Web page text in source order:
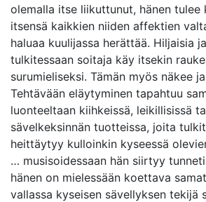
olemalla itse liikuttunut, hänen tulee
itsensä kaikkien niiden affektien
haluaa kuulijassa herättää. Hiljaisia
tulkitessaan soitaja käy itsekin
surumieliseksi. Tämän myös näkee
Tehtävään eläytyminen tapahtuu
luonteeltaan kiihkeissä, leikillisissä
sävelkeksinnän tuotteissa, joita
heittäytyy kulloinkin kyseessä
… musisoidessaan hän siirtyy
hänen on mielessään koettava
vallassa kyseisen sävellyksen tekijä